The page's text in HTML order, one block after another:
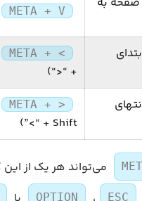
META + V
META + <
+ “<“)
META + >
Shift + “>”)
می‌تواند هر یک از این
ESC
OPTION